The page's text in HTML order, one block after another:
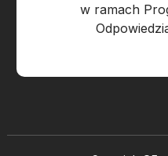
w ramach